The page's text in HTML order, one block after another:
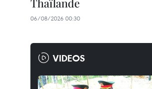
Thaïlande
06/08/2026 00:30
VIDEOS